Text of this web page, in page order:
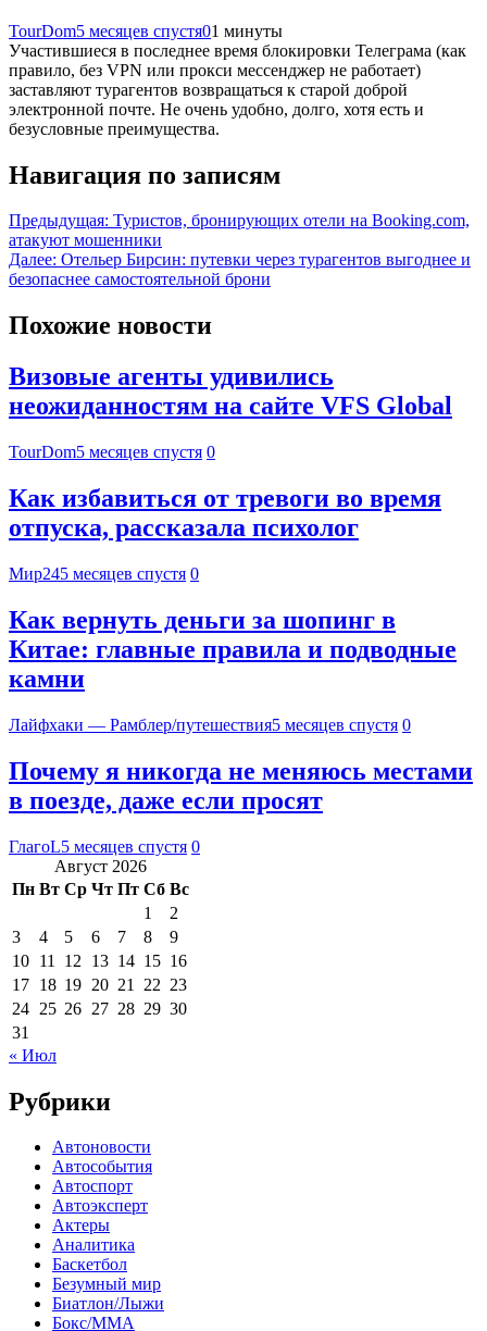
TourDom5 месяцев спустя01 минуты
Участившиеся в последнее время блокировки Телеграма (как
правило, без VPN или прокси мессенджер не работает)
заставляют турагентов возвращаться к старой доброй
электронной почте. Не очень удобно, долго, хотя есть и
безусловные преимущества.
Навигация по записям
Предыдущая: Туристов, бронирующих отели на Booking.com,
атакуют мошенники
Далее: Отельер Бирсин: путевки через турагентов выгоднее и
безопаснее самостоятельной брони
Похожие новости
Визовые агенты удивились
неожиданностям на сайте VFS Global
TourDom5 месяцев спустя 0
Как избавиться от тревоги во время
отпуска, рассказала психолог
Мир245 месяцев спустя 0
Как вернуть деньги за шопинг в
Китае: главные правила и подводные
камни
Лайфхаки — Рамблер/путешествия5 месяцев спустя 0
Почему я никогда не меняюсь местами
в поезде, даже если просят
ГлагоL5 месяцев спустя 0
Август 2026
Пн Вт Ср Чт Пт Сб Вс
1
2
3
4 5 6 7 8
9
10 11 12 13 14 15 16
17 18 19 20 21 22 23
24 25 26 27 28 29 30
31
« Июл
Рубрики
Автоновости
Автособытия
Автоспорт
Автоэксперт
Актеры
Аналитика
Баскетбол
Безумный мир
Биатлон/Лыжи
Бокс/MMA